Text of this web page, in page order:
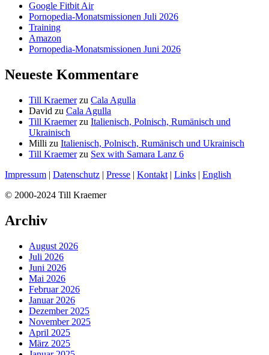
Google Fitbit Air
Pornopedia-Monatsmissionen Juli 2026
Training
Amazon
Pornopedia-Monatsmissionen Juni 2026
Neueste Kommentare
Till Kraemerzu Cala Agulla
David zu Cala Agulla
Till Kraemerzu Italienisch, Polnisch, Rumänisch und
Ukrainisch
Milli zu Italienisch, Polnisch, Rumänisch und Ukrainisch
Till Kraemerzu Sex with Samara Lanz 6
Impressum | Datenschutz | Presse | Kontakt | Links | English
© 2000-2024 Till Kraemer
Archiv
August 2026
Juli 2026
Juni 2026
Mai 2026
Februar 2026
Januar 2026
Dezember 2025
November 2025
April 2025
März 2025